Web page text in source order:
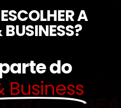
A
do
Business